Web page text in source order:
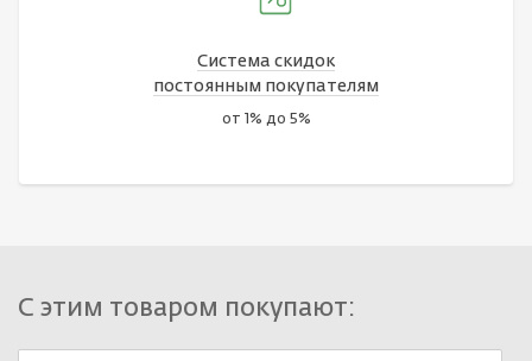
Система скидок
постоянным покупателям
от 1% до 5%
С этим товаром покупают: